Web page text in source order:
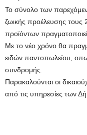
Το σύνολο των
ζωικής προέλευσης τους
προϊόντων
Με το νέο χρόνο θα
ειδών παντοπωλείου,
συνδρομής.
Παρακαλούνται οι
από τις υπηρεσίες των